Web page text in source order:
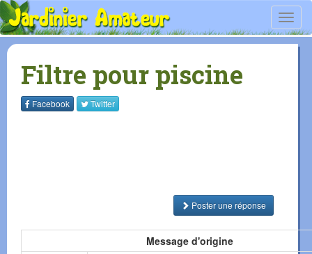
Filtre pour piscine
Facebook Twitter
Poster une réponse
Message d'origine